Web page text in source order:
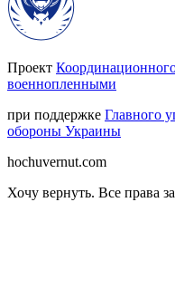
Проект
военнопленными
при поддержке Главного
обороны Украины
hochuvernut.com
Хочу вернуть. Все права